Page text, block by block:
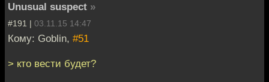
Unusual suspect »
#191 | 03.11.15 14:47
Кому: Goblin, #51
> кто вести будет?